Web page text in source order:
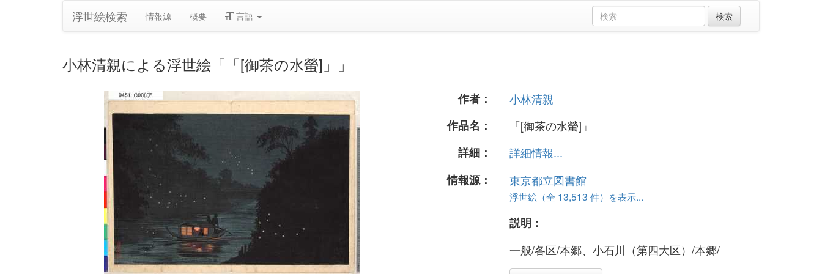
浮世絵検索 情報源 概要 言語
小林清親による浮世絵「「[御茶の水螢]」」
作者：
小林清親
作品名：
「[御茶の水螢]」
詳細：
詳細情報...
情報源：
東京都立図書館
浮世絵（全 13,513 件）を表示...
説明：
一般/各区/本郷、小石川（第四大区）/本郷/